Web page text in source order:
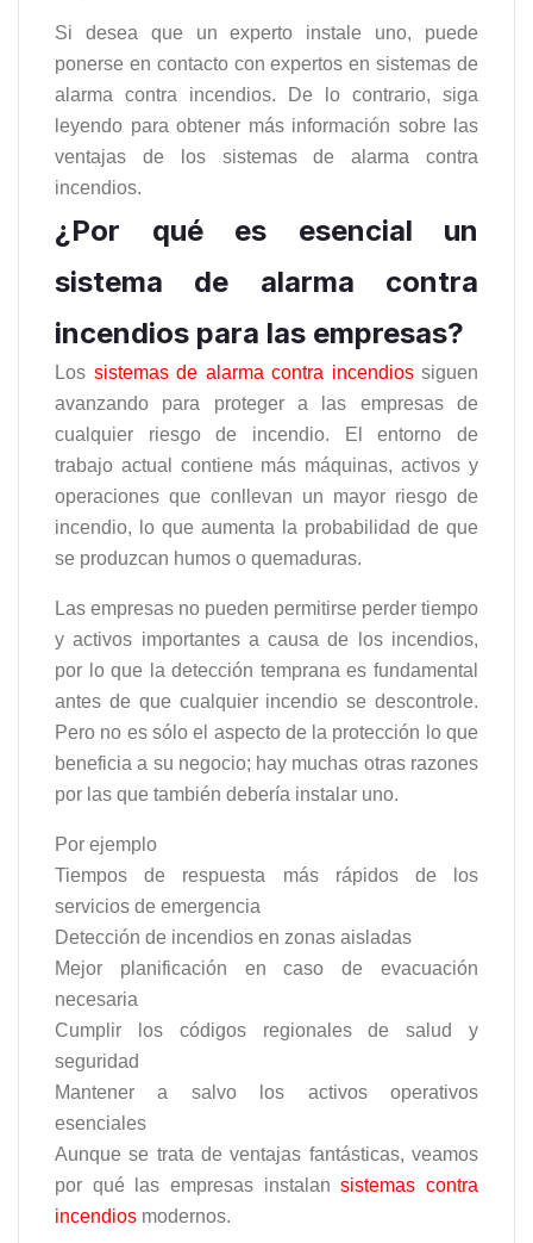
Si desea que un experto instale uno, puede
ponerse en contacto con expertos en sistemas de
alarma contra incendios. De lo contrario, siga
leyendo para obtener más información sobre las
ventajas de los sistemas de alarma contra
incendios.
¿Por qué es esencial un
sistema de alarma contra
incendios para las empresas?
Los sistemas de alarma contra incendiossiguen
avanzando para proteger a las empresas de
cualquier riesgo de incendio. El entorno de
trabajo actual contiene más máquinas, activos y
operaciones que conllevan un mayor riesgo de
incendio, lo que aumenta la probabilidad de que
se produzcan humos o quemaduras.
Las empresas no pueden permitirse perder tiempo
y activos importantes a causa de los incendios,
por lo que la detección temprana es fundamental
antes de que cualquier incendio se descontrole.
Pero no es sólo el aspecto de la protección lo que
beneficia a su negocio; hay muchas otras razones
por las que también debería instalar uno.
Por ejemplo
Tiempos de respuesta más rápidos de los
servicios de emergencia
Detección de incendios en zonas aisladas
Mejor planificación en caso de evacuación
necesaria
Cumplir los códigos regionales de salud y
seguridad
Mantener a salvo los activos operativos
esenciales
Aunque se trata de ventajas fantásticas, veamos
por qué las empresas instalansistemas contra
incendios modernos.